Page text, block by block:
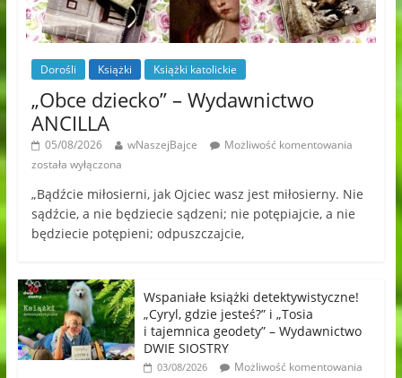
Dorośli Książki Książki katolickie
„Obce dziecko” – Wydawnictwo
ANCILLA
05/08/2026 wNaszejBajce
Możliwość komentowania
została wyłączona
„Bądźcie miłosierni, jak Ojciec wasz jest miłosierny. Nie
sądźcie, a nie będziecie sądzeni; nie potępiajcie, a nie
będziecie potępieni; odpuszczajcie,
Wspaniałe książki detektywistyczne!
„Cyryl, gdzie jesteś?” i „Tosia
i tajemnica geodety” – Wydawnictwo
DWIE SIOSTRY
03/08/2026
Możliwość komentowania